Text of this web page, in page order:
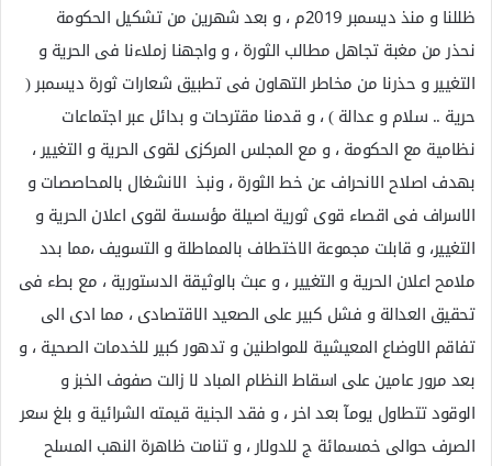
ظللنا و منذ ديسمبر 2019م ، و بعد شهرين من تشكيل الحكومة
نحذر من مغبة تجاهل مطالب الثورة ، و واجهنا زملاءنا فى الحرية و
التغيير و حذرنا من مخاطر التهاون فى تطبيق شعارات ثورة ديسمبر (
حرية .. سلام و عدالة ) ، و قدمنا مقترحات و بدائل عبر اجتماعات
نظامية مع الحكومة ، و مع المجلس المركزى لقوى الحرية و التغيير ،
بهدف اصلاح الانحراف عن خط الثورة ، ونبذ الانشغال بالمحاصصات و
الاسراف فى اقصاء قوى ثورية اصيلة مؤسسة لقوى اعلان الحرية و
التغيير، و قابلت مجموعة الاختطاف بالمماطلة و التسويف ،مما بدد
ملامح اعلان الحرية و التغيير ، و عبث بالوثيقة الدستورية ، مع بطء فى
تحقيق العدالة و فشل كبير على الصعيد الاقتصادى ، مما ادى الى
تفاقم الاوضاع المعيشية للمواطنين و تدهور كبير للخدمات الصحية ، و
بعد مرور عامين على اسقاط النظام المباد لا زالت صفوف الخبز و
الوقود تتطاول يومآ بعد اخر ، و فقد الجنية قيمته الشرائية و بلغ سعر
الصرف حوالى خمسمائة ج للدولار ، و تنامت ظاهرة النهب المسلح